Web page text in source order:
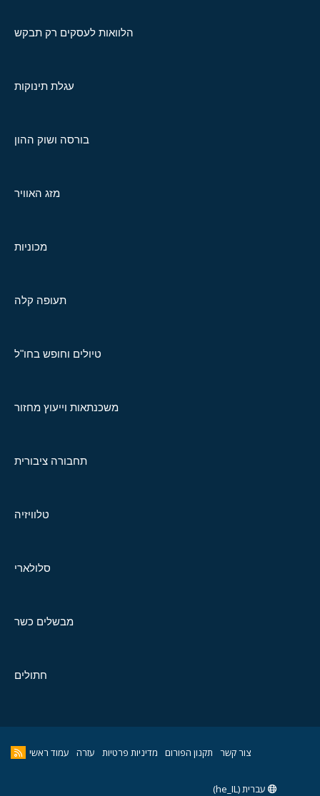
הלוואות לעסקים רק תבקש
עגלת תינוקות
בורסה ושוק ההון
מזג האוויר
מכוניות
תעופה קלה
טיולים וחופש בחו"ל
משכנתאות וייעוץ מחזור
תחבורה ציבורית
טלוויזיה
סלולארי
מבשלים כשר
חתולים
צור קשר תקנון הפורום מדיניות פרטיות עזרה עמוד ראשי
עברית (he_IL)